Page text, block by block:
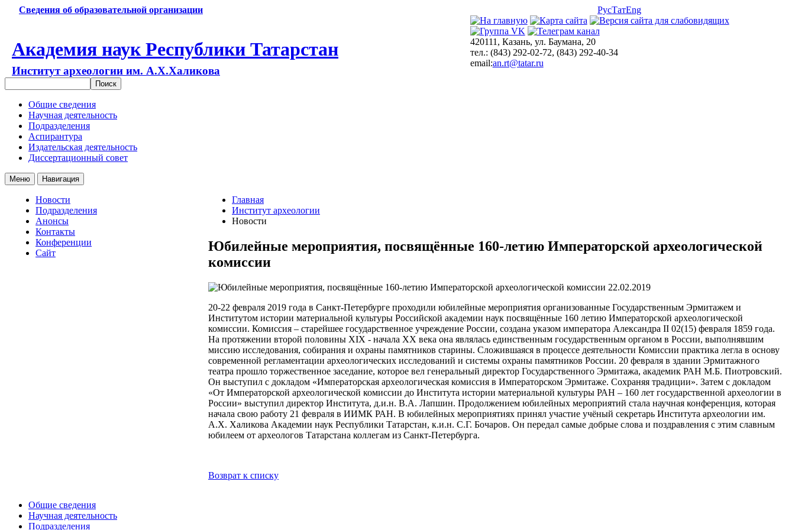
Сведения об образовательной организации РусТатEng
Академия наук Республики Татарстан
Институт археологии им. А.Х.Халикова
420111, Казань, ул. Баумана, 20
тел.: (843) 292-02-72, (843) 292-40-34
email:an.rt@tatar.ru
Общие сведения
Научная деятельность
Подразделения
Аспирантура
Издательская деятельность
Диссертационный совет
Меню Навигация
Новости
Подразделения
Анонсы
Контакты
Конференции
Сайт
Главная
Институт археологии
Новости
Юбилейные мероприятия, посвящённые 160-летию Императорской археологической
комиссии
22.02.2019
20-22 февраля 2019 года в Санкт-Петербурге проходили юбилейные мероприятия организованные Государственным Эрмитажем и
Институтом истории материальной культуры Российской академии наук посвящённые 160 летию Императорской археологической
комиссии. Комиссия – старейшее государственное учреждение России, создана указом императора Александра II 02(15) февраля 1859 года.
На протяжении второй половины XIX - начала XX века она являлась единственным государственным органом в России, выполнявшим
миссию исследования, собирания и охраны памятников старины. Сложившаяся в процессе деятельности Комиссии практика легла в основу
современной регламентации археологических исследований и системы охраны памятников России. 20 февраля в здании Эрмитажного
театра прошло торжественное заседание, которое вел генеральный директор Государственного Эрмитажа, академик РАН М.Б. Пиотровский.
Он выступил с докладом «Императорская археологическая комиссия в Императорском Эрмитаже. Сохраняя традиции». Затем с докладом
«От Императорской археологической комиссии до Института истории материальной культуры РАН – 160 лет государственной археологии в
России» выступил директор Института, д.и.н. В.А. Лапшин. Продолжением юбилейных мероприятий стала научная конференция, которая
начала свою работу 21 февраля в ИИМК РАН. В юбилейных мероприятиях принял участие учёный секретарь Института археологии им.
А.Х. Халикова Академии наук Республики Татарстан, к.и.н. С.Г. Бочаров. Он передал самые добрые слова и поздравления с этим славным
юбилеем от археологов Татарстана коллегам из Санкт-Петербурга.
Возврат к списку
Общие сведения
Научная деятельность
Подразделения